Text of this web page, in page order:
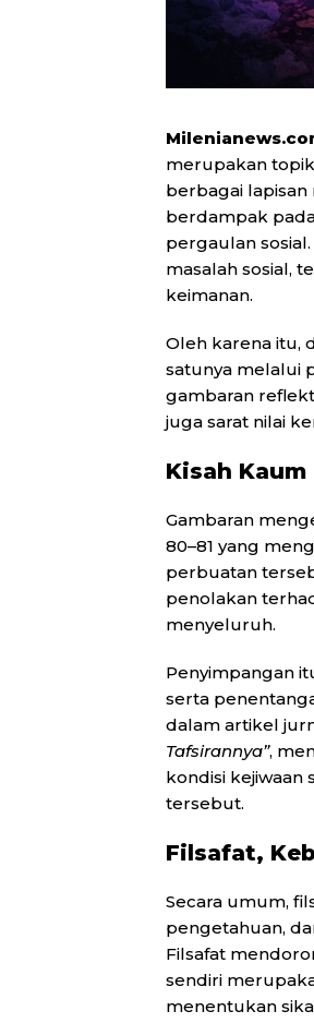
merupakan
berbagai lapisan
berdampak
pergaulan
masalah sosial,
keimanan.
Oleh karena itu,
satunya melalui
gambaran
juga sarat nilai
Kisah Kaum
Gambaran
80–81 yang
perbuatan
penolakan
menyeluruh.
Penyimpangan
serta
dalam artikel
Tafsirannya”,
kondisi
tersebut.
Filsafat,
Secara umum,
pengetahuan,
Filsafat
sendiri
menentukan